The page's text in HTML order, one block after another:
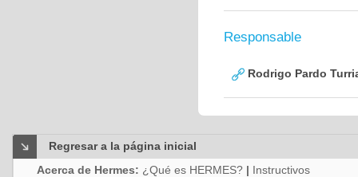
Responsable
Rodrigo Pardo
Regresar a la página inicial
Acerca de Hermes: ¿Qué es HERMES? | Instructivos